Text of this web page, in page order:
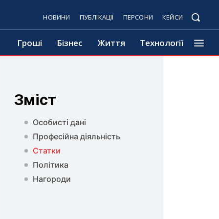
НОВИНИ ПУБЛІКАЦІЇ ПЕРСОНИ КЕЙСИ
Гроші Бізнес Життя Технології
Зміст
Особисті дані
Професійна діяльність
Статки
Політика
Нагороди